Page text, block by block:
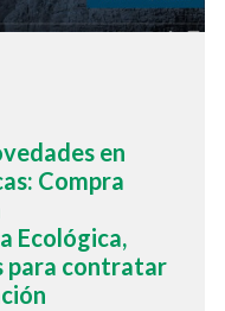
en
Compra
Ecológica,
para contratar